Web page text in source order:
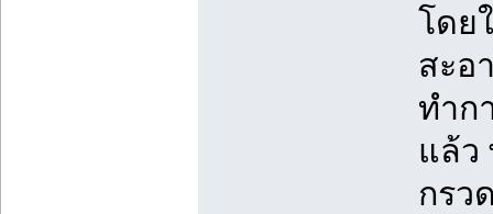
โดย
สะอ
ทำก
แล้ว
กรว